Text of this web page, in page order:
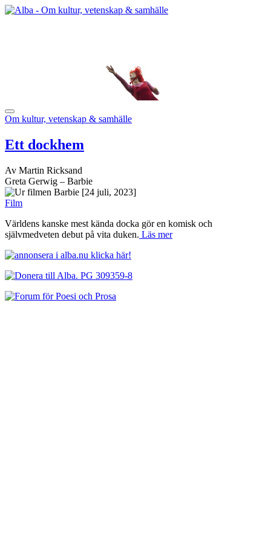
Om kultur, vetenskap & samhälle
Ett dockhem
Av Martin Ricksand
Greta Gerwig – Barbie
[24 juli, 2023]
Film
Världens kanske mest kända docka gör en komisk och
självmedveten debut på vita duken. Läs mer